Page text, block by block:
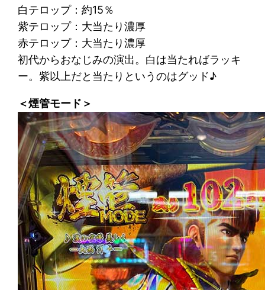
白テロップ：約15％
紫テロップ：大当たり濃厚
赤テロップ：大当たり濃厚
初代からおなじみの演出。白は当たればラッキ
ー。紫以上だと当たりというのはグッド♪
＜煙管モード＞